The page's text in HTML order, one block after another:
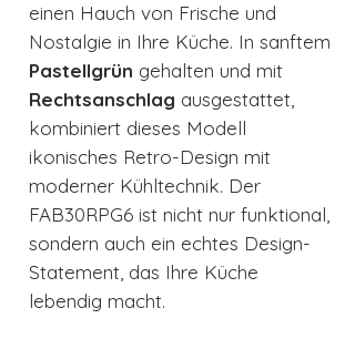
einen Hauch von Frische und
Nostalgie in Ihre Küche. In sanftem
Pastellgrün gehalten und mit
Rechtsanschlag ausgestattet,
kombiniert dieses Modell
ikonisches Retro-Design mit
moderner Kühltechnik. Der
FAB30RPG6 ist nicht nur funktional,
sondern auch ein echtes Design-
Statement, das Ihre Küche
lebendig macht.